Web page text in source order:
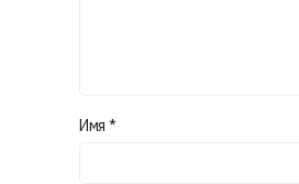
Имя *